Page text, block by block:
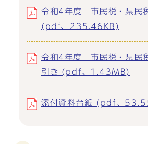
令和4年度 市民税・県民
(pdf、235.46KB)
令和4年度 市民税・県民
引き (pdf、1.43MB)
添付資料台紙 (pdf、